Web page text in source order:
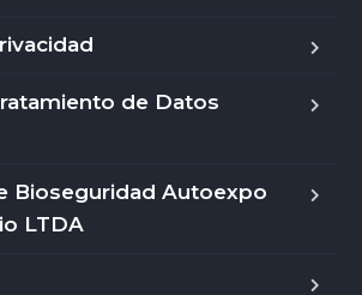
de Datos
Bioseguridad Autoexpo
LTDA